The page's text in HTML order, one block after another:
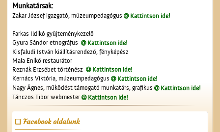
képeslapok…
A ceglédi vasútállomás
Munkatársak:
Zakar József igazgató, múzeumpedagógus Kattintson ide!
Farkas Ildikó gyűjteménykezelő
Gyura Sándor etnográfus
Kattintson ide!
Kisfaludi István kiállításrendező, fényképész
Mala Enikő restaurátor
Reznák Erzsébet történész
Kattintson ide!
Kernács Viktória, múzeumpedagógus
Kattintson ide!
Nagy Ágnes, működést támogató munkatárs, grafikus
Kattintson ide!
Tánczos Tibor webmester
Kattintson ide!
Facebook oldalunk